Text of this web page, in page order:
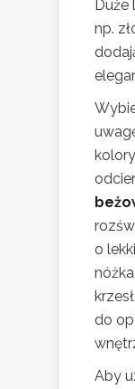
Duże
np.
o
do
Aby